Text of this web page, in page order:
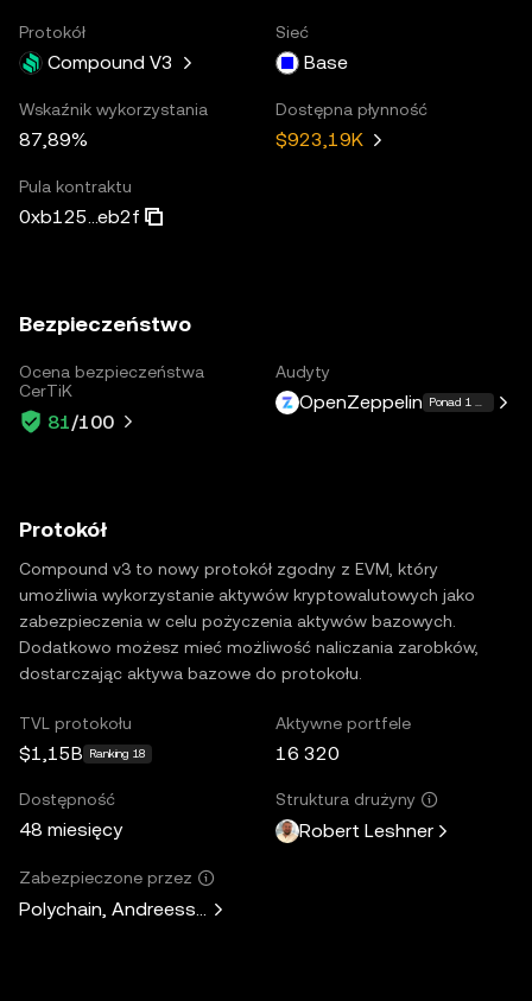
Protokół
Compound V3
Sieć
Base
Wskaźnik wykorzystania
87,89%
Dostępna płynność
$923,19K
Pula kontraktu
0xb125...eb2f
Bezpieczeństwo
Ocena bezpieczeństwa
CerTiK
81/100
Audyty
OpenZeppelin Ponad 1 więcej
Protokół
Compound v3 to nowy protokół zgodny z EVM, który
umożliwia wykorzystanie aktywów kryptowalutowych jako
zabezpieczenia w celu pożyczenia aktywów bazowych.
Dodatkowo możesz mieć możliwość naliczania zarobków,
dostarczając aktywa bazowe do protokołu.
TVL protokołu
$1,15B Ranking 18
Aktywne portfele
16 320
Dostępność
48 miesięcy
Struktura drużyny
Robert Leshner
Zabezpieczone przez
Polychain, Andreessen Horowitz, Paradigm, Bain Capital